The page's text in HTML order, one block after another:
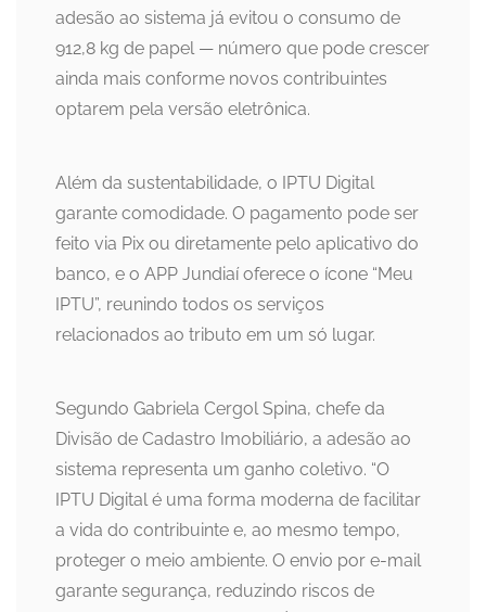
adesão ao sistema já evitou o consumo de
912,8 kg de papel — número que pode crescer
ainda mais conforme novos contribuintes
optarem pela versão eletrônica.
Além da sustentabilidade, o IPTU Digital
garante comodidade. O pagamento pode ser
feito via Pix ou diretamente pelo aplicativo do
banco, e o APP Jundiaí oferece o ícone “Meu
IPTU”, reunindo todos os serviços
relacionados ao tributo em um só lugar.
Segundo Gabriela Cergol Spina, chefe da
Divisão de Cadastro Imobiliário, a adesão ao
sistema representa um ganho coletivo. “O
IPTU Digital é uma forma moderna de facilitar
a vida do contribuinte e, ao mesmo tempo,
proteger o meio ambiente. O envio por e-mail
garante segurança, reduzindo riscos de